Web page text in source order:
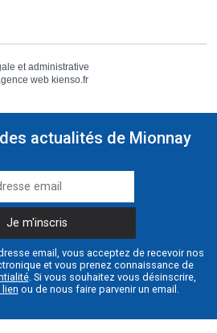
et administrative
web kienso.fr
actualités de Mionnay
email, vous acceptez de recevoir nos
et vous prenez connaissance de
. Si vous souhaitez vous désinscrire,
lien ou de nous faire parvenir un email.